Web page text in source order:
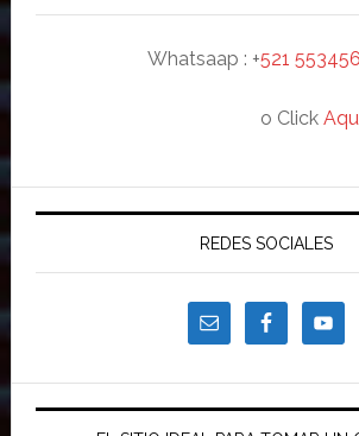
Whatsaap : +521
o Click
REDES SOCIALES